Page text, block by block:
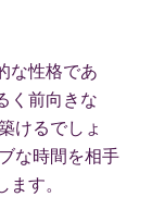
な性格であ
く前向きな
けるでしょ
な時間を相手
す。